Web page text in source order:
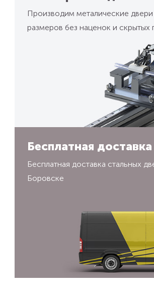
Производим металические
размеров без наценок и скрытых
Бесплатная доставка
Бесплатная доставка стальных
Боровске